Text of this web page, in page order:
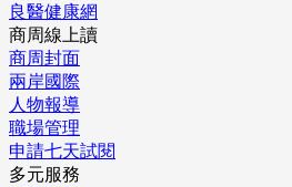
良醫健康網
商周線上讀
商周封面
兩岸國際
人物報導
職場管理
申請七天試閱
多元服務